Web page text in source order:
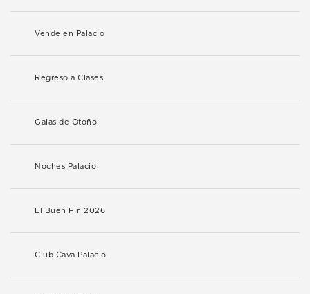
Vende en Palacio
Regreso a Clases
Galas de Otoño
Noches Palacio
El Buen Fin 2026
Club Cava Palacio